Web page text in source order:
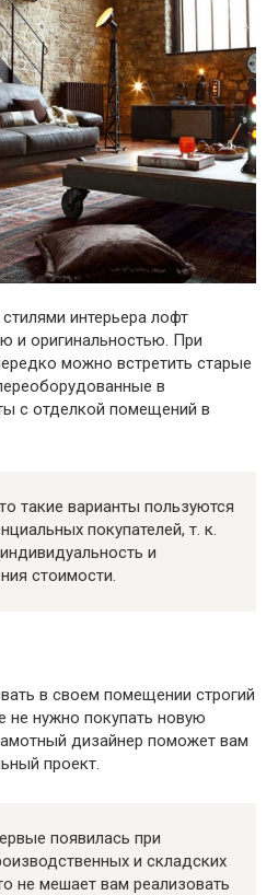
интерьера лофт
и оригинальностью. При
можно встретить старые
в
с отделкой помещений в
такие варианты пользуются
покупателей, т. к.
и
стоимости.
в своем помещении строгий
не нужно покупать новую
дизайнер поможет вам
проект.
появилась при
и складских
не мешает вам реализовать